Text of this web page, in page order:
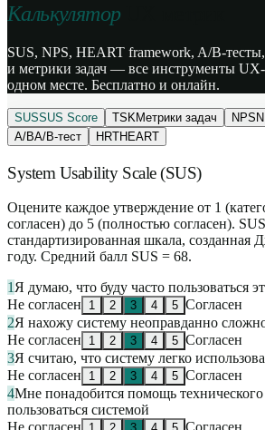
Калькулятор
SUS, NPS, HEART framework, A/B-
и метрики задач — все инструменты UX-
одном месте. Бесплатно и онлайн.
SUSSUS Score TSK Метрики задач NPS
A/BA/B-тест HRTHEART
System Usability Scale (SUS)
Оцените каждое утверждение от 1
согласен) до 5 (полностью согласен).
стандартизированная шкала, созданная
году. Средний балл SUS = 68.
1 Я думаю, что буду часто пользоваться
Не согласен
1 2 3 4 5 Согласен
2Я нахожу систему неоправданно
Не согласен
1 2 3 4 5 Согласен
3Я считаю, что систему легко
Не согласен
1 2 3 4 5 Согласен
4Мне понадобится помощь
пользоваться системой